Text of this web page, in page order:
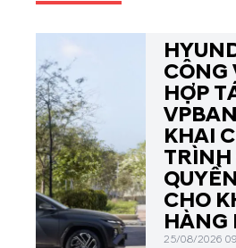
CÔNG
HỢP
KHAI
CHO
HÀNG
25/08/2026